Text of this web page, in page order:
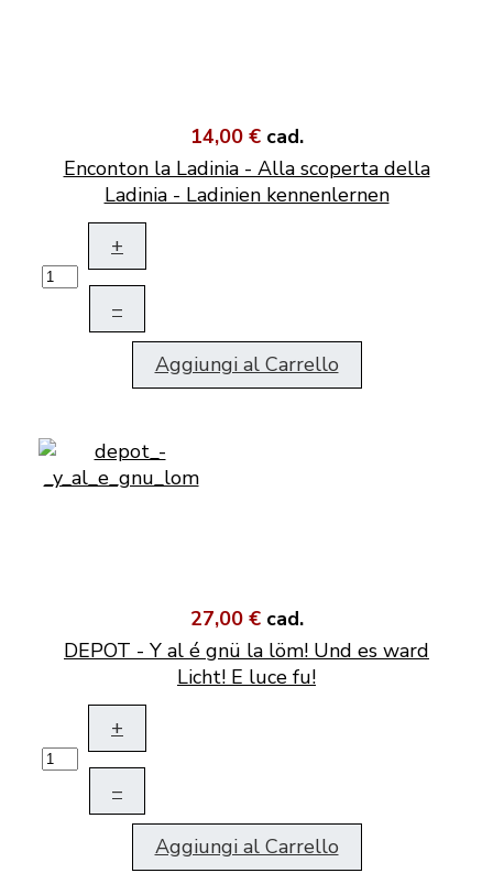
14,00 € cad.
Enconton la Ladinia - Alla scoperta della
Ladinia - Ladinien kennenlernen
+
–
Aggiungi al Carrello
27,00 € cad.
DEPOT - Y al é gnü la löm! Und es ward
Licht! E luce fu!
+
–
Aggiungi al Carrello